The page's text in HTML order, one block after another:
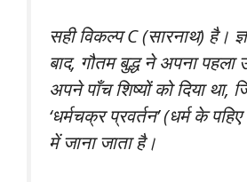
सही विकल्प C (सारनाथ) है।
बाद, गौतम बुद्ध ने अपना
अपने पाँच शिष्यों को दिया था,
‘धर्मचक्र प्रवर्तन’ (धर्म के
में जाना जाता है।